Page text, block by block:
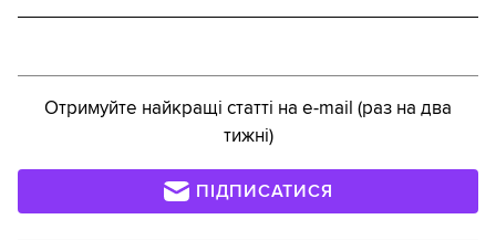
Отримуйте найкращі статті на e-mail (раз на два
тижні)
ПІДПИСАТИСЯ